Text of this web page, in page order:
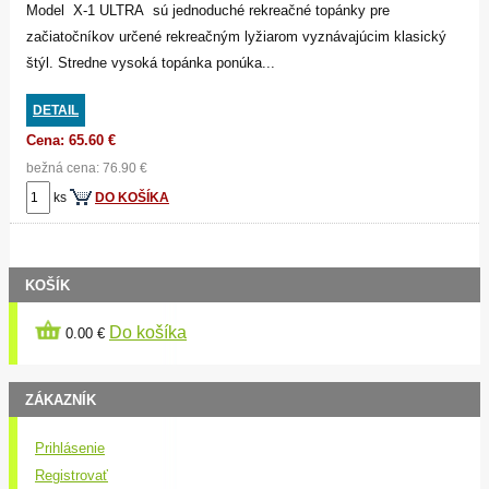
Model X-1 ULTRA sú jednoduché rekreačné topánky pre
začiatočníkov určené rekreačným lyžiarom vyznávajúcim klasický
štýl. Stredne vysoká topánka ponúka...
DETAIL
Cena: 65.60 €
bežná cena: 76.90 €
ks
DO KOŠÍKA
KOŠÍK
0.00 € Do košíka
ZÁKAZNÍK
Prihlásenie
Registrovať